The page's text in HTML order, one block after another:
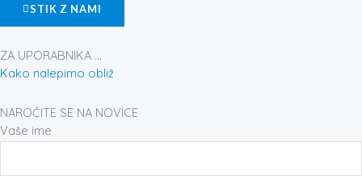
-
m
t
STIK Z NAMI
ZA UPORABNIKA ...
Kako nalepimo obliž
NAROČITE SE NA NOVICE
Vaše ime